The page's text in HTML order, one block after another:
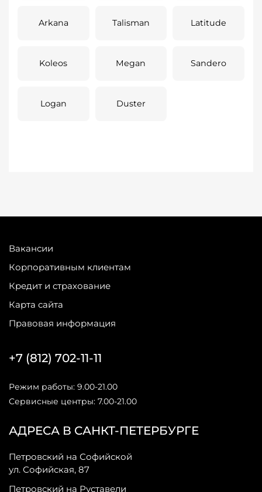
Arkana Talisman Latitude
Koleos Megan Sandero
Logan Duster
Вакансии
Корпоративным клиентам
Кредит и страхование
Карта сайта
Правовая информация
АДРЕСА В САНКТ-ПЕТЕРБУРГЕ
Петровский на Софийской
ул. Софийская, 87
Петровский на Руставели
+7 (812) 702-11-11
Режим работы: 9.00-21.00
Сервисные центры: 7.00-21.00